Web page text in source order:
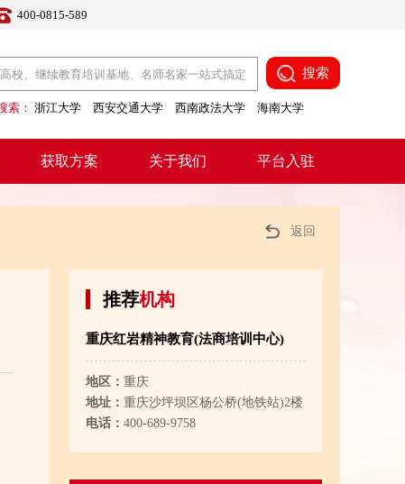
400-0815-589
搜索
索： 浙江大学 西安交通大学 西南政法大学 海南大学
获取方案 关于我们 平台入驻
返回
推荐机构
重庆红岩精神教育(法商培训中心)
地区： 重庆
地址： 重庆沙坪坝区杨公桥(地铁站)2楼
电话： 400-689-9758